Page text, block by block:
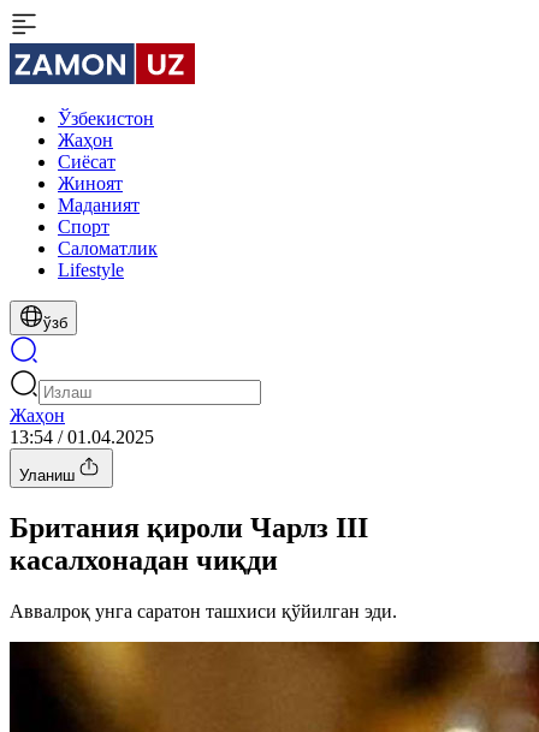
Ўзбекистон
Жаҳон
Сиёсат
Жиноят
Маданият
Спорт
Cаломатлик
Lifestyle
ўзб
Жаҳон
13:54 / 01.04.2025
Уланиш
Британия қироли Чарлз III
касалхонадан чиқди
Аввалроқ унга саратон ташхиси қўйилган эди.